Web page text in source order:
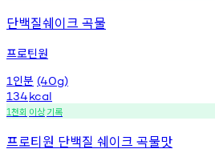
단백질쉐이크 곡물
프로틴원
1 인분 (40g)
134kcal
1천회 이상기록
프로티원 단백질 쉐이크 곡물맛